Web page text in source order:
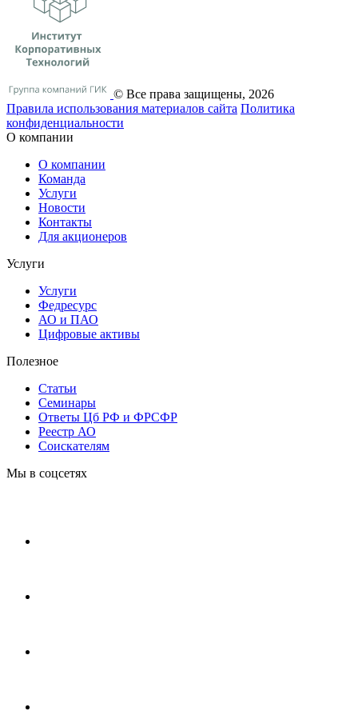
© Все права защищены, 2026
Правила использования материалов сайта Политика
конфиденциальности
О компании
О компании
Команда
Услуги
Новости
Контакты
Для акционеров
Услуги
Услуги
Федресурс
АО и ПАО
Цифровые активы
Полезное
Статьи
Cеминары
Ответы Цб РФ и ФРСФР
Реестр АО
Соискателям
Мы в соцсетях